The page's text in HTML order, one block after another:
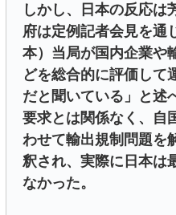
しかし、日本の反応は
府は定例記者会見を通
本）当局が国内企業や
どを総合的に評価して
だと聞いている」と述
要求とは関係なく、自
わせて輸出規制問題を
釈され、実際に日本は
なかった。